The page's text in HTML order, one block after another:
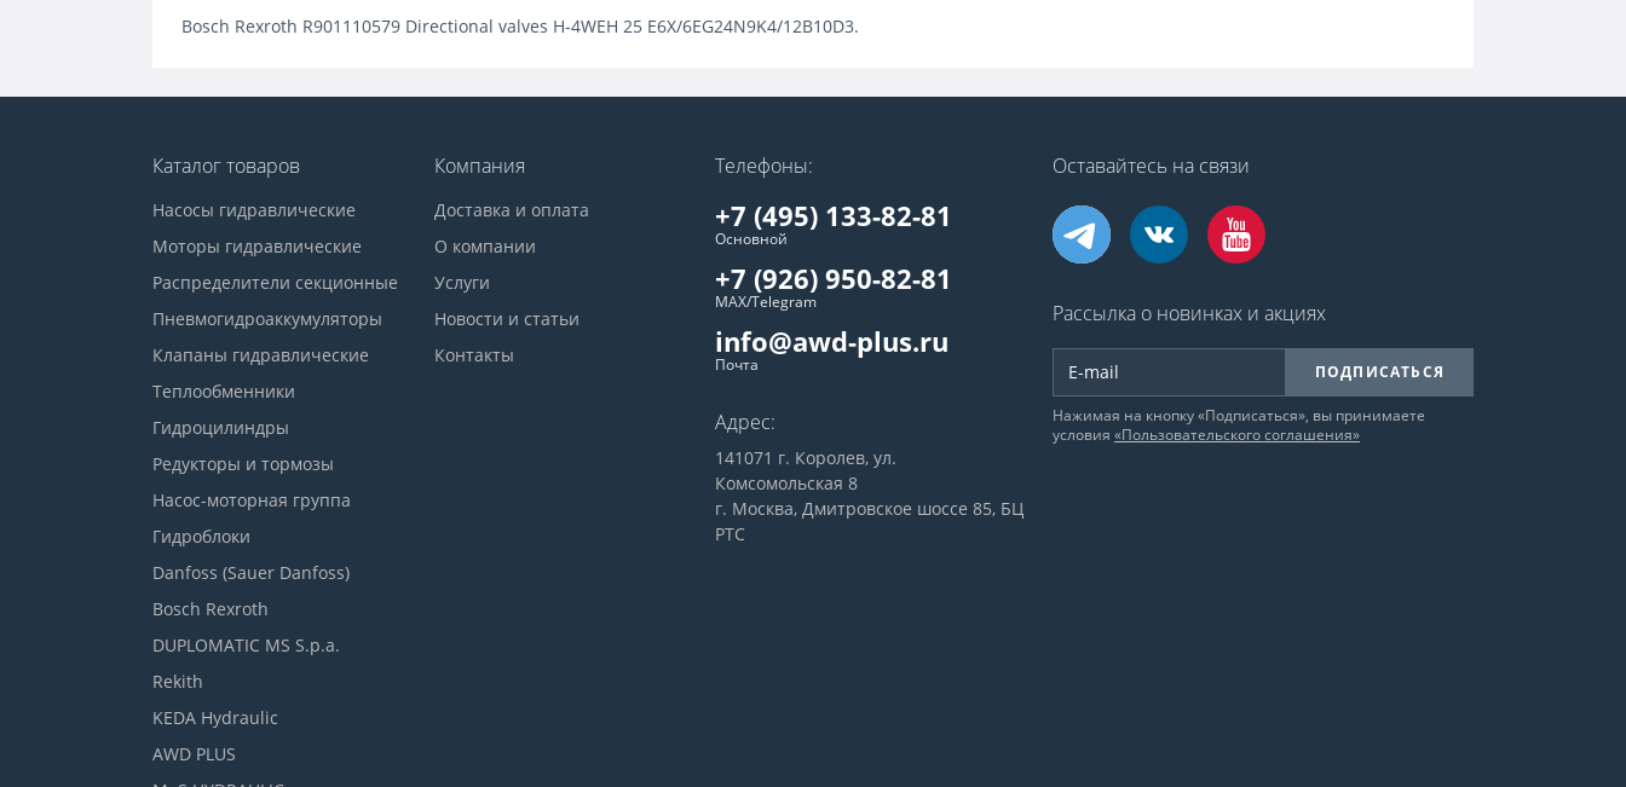
Bosch Rexroth R901110579 Directional valves H-4WEH 25 E6X/6EG24N9K4/12B10D3.
Каталог товаров
Насосы гидравлические
Моторы гидравлические
Распределители секционные
Пневмогидроаккумуляторы
Клапаны гидравлические
Теплообменники
Гидроцилиндры
Редукторы и тормозы
Насос-моторная группа
Гидроблоки
Danfoss (Sauer Danfoss)
Bosch Rexroth
DUPLOMATIC MS S.p.a.
Rekith
KEDA Hydraulic
AWD PLUS
Компания
Доставка и оплата
О компании
Услуги
Новости и статьи
Контакты
Телефоны:
+7 (495) 133-82-81
Основной
+7 (926) 950-82-81
MAX/Telegram
info@awd-plus.ru
Почта
Адрес:
141071 г. Королев, ул.
Комсомольская 8
г. Москва, Дмитровское шоссе 85, БЦ
РТС
Оставайтесь на связи
Рассылка о новинках и акциях
ПОДПИСАТЬСЯ
Нажимая на кнопку «Подписаться», вы принимаете
условия «Пользовательского соглашения»